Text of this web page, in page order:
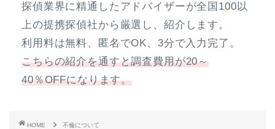
探偵業界に精通したアドバイザーが全国100以
上の提携探偵社から厳選し、紹介します。
利用料は無料、匿名でOK、3分で入力完了。
こちらの紹介を通すと調査費用が20～
40％OFFになります。
HOME
不倫について